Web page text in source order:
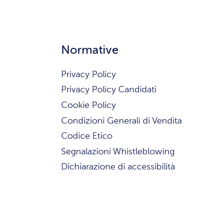
Normative
Privacy Policy
Privacy Policy Candidati
Cookie Policy
Condizioni Generali di Vendita
Codice Etico
Segnalazioni Whistleblowing
Dichiarazione di accessibilità